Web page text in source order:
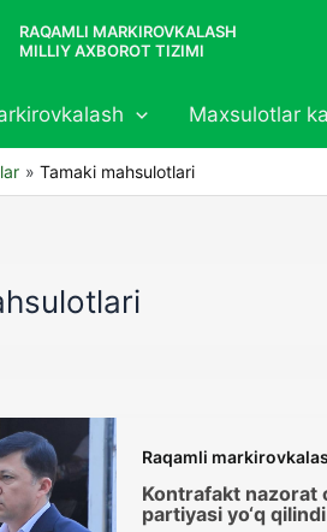
RAQAMLI MARKIROVKALASH
MILLIY AXBOROT TIZIMI
Maxsulotlar
Tamaki mahsulotlari
Raqamli
Kontrafakt nazorat
partiyasi yo‘q qilindi